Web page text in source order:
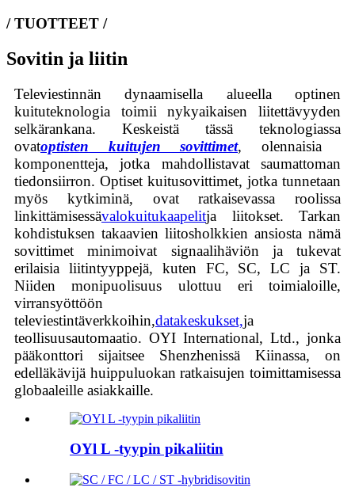
/ TUOTTEET /
Sovitin ja liitin
Televiestinnän dynaamisella alueella optinen
kuituteknologia toimii nykyaikaisen liitettävyyden
selkärankana. Keskeistä tässä teknologiassa
ovatoptisten kuitujen sovittimet, olennaisia ​​
komponentteja, jotka mahdollistavat saumattoman
tiedonsiirron. Optiset kuitusovittimet, jotka tunnetaan
myös kytkiminä, ovat ratkaisevassa roolissa
linkittämisessävalokuitukaapelitja liitokset. Tarkan
kohdistuksen takaavien liitosholkkien ansiosta nämä
sovittimet minimoivat signaalihäviön ja tukevat
erilaisia ​​liitintyyppejä, kuten FC, SC, LC ja ST.
Niiden monipuolisuus ulottuu eri toimialoille,
virransyöttöön
televiestintäverkkoihin,datakeskukset,ja
teollisuusautomaatio. OYI International, Ltd., jonka
pääkonttori sijaitsee Shenzhenissä Kiinassa, on
edelläkävijä huippuluokan ratkaisujen toimittamisessa
globaaleille asiakkaille.
OYl L -tyypin pikaliitin